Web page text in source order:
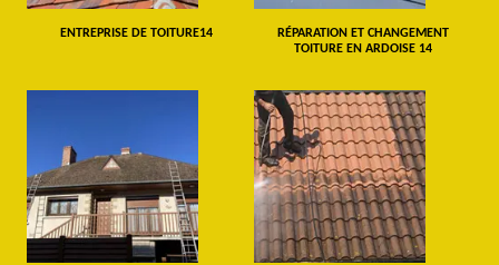
ENTREPRISE DE TOITURE14
RÉPARATION ET CHANGEMENT
TOITURE EN ARDOISE 14